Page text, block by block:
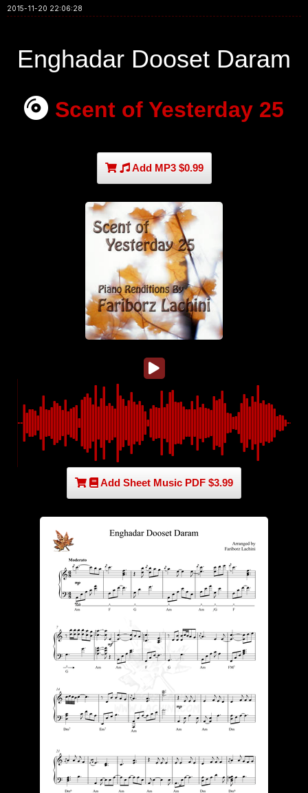
2015-11-20 22:06:28
Enghadar Dooset Daram
Scent of Yesterday 25
Add MP3 $0.99
Add Sheet Music PDF $3.99